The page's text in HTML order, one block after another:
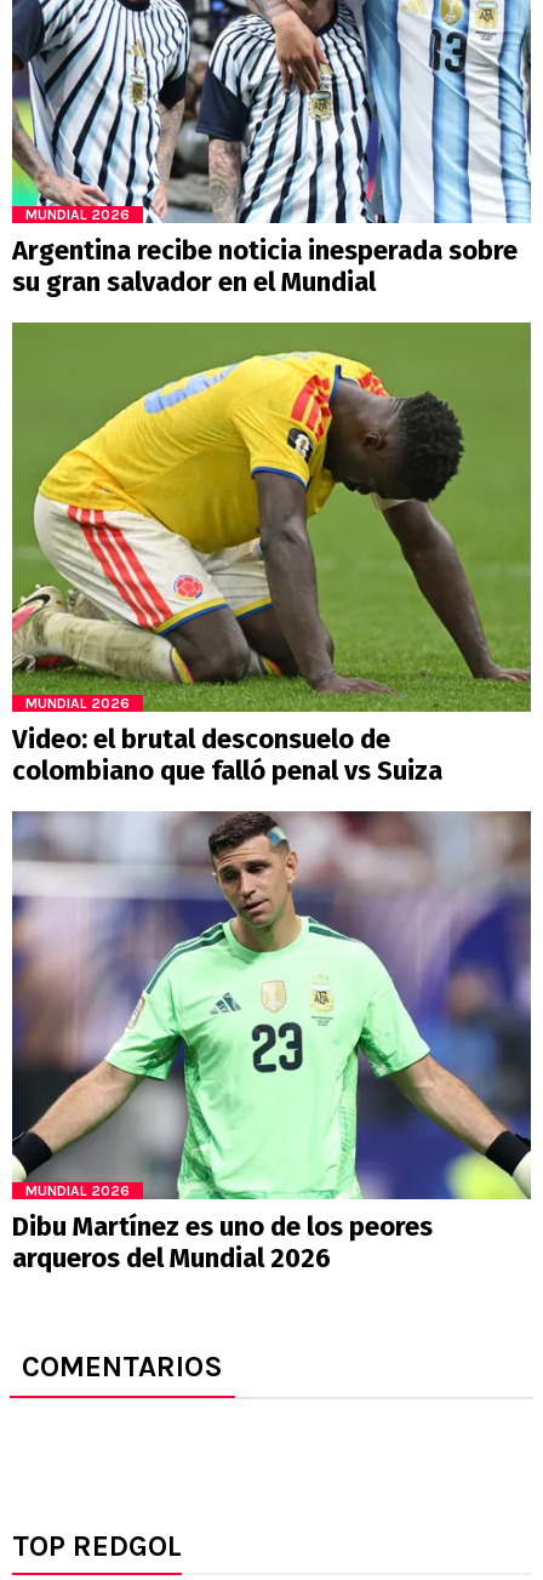
MUNDIAL 2026
Argentina recibe noticia inesperada sobre
su gran salvador en el Mundial
MUNDIAL 2026
Video: el brutal desconsuelo de
colombiano que falló penal vs Suiza
MUNDIAL 2026
Dibu Martínez es uno de los peores
arqueros del Mundial 2026
COMENTARIOS
TOP REDGOL